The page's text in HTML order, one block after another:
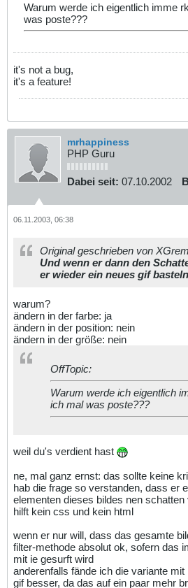
Warum werde ich eigentlich imme
was poste???
it's not a bug,
it's a feature!
mrhappiness
PHP Guru
Dabei seit: 07.10.2002
06.11.2003, 06:38
Original geschrieben von
Und wenn er dann den
er wieder ein neues gif
warum?
ändern in der farbe: ja
ändern in der position: nein
ändern in der größe: nein
OffTopic:
Warum werde ich eigentlich
ich mal was poste???
weil du's verdient hast
ne, mal ganz ernst: das sollte keine
hab die frage so verstanden, dass er
elementen dieses bildes nen
hilft kein css und kein html
wenn er nur will, dass das gesamte
filter-methode absolut ok, sofern das
mit ie gesurft wird
anderenfalls fände ich die variante
gif besser, da das auf ein paar mehr